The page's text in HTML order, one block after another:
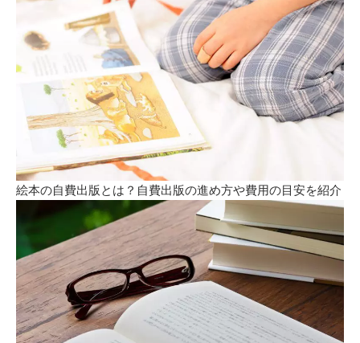
絵本の自費出版とは？自費出版の進め方や費用の目安を紹介